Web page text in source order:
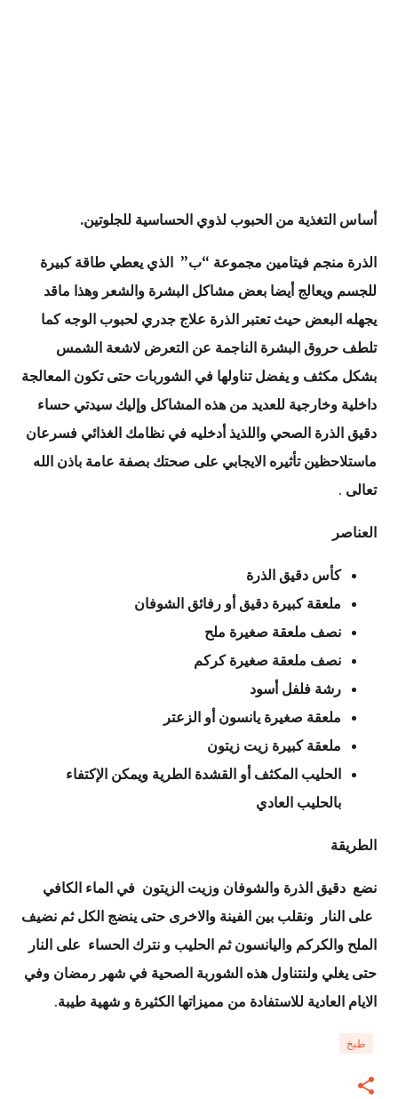
أساس التغذية من الحبوب لذوي الحساسية للجلوتين.
الذرة منجم فيتامين مجموعة “ب” الذي يعطي طاقة كبيرة
للجسم ويعالج أيضا بعض مشاكل البشرة والشعر وهذا ماقد
يجهله البعض حيث تعتبر الذرة علاج جدري لحبوب الوجه كما
تلطف حروق البشرة الناجمة عن التعرض لاشعة الشمس
بشكل مكثف و يفضل تناولها في الشوربات حتى تكون المعالجة
داخلية وخارجية للعديد من هذه المشاكل وإليك سيدتي حساء
دقيق الذرة الصحي واللذيذ أدخليه في نظامك الغذائي فسرعان
ماستلاحظين تأثيره الايجابي على صحتك بصفة عامة باذن الله
تعالى .
العناصر
كأس دقيق الذرة
ملعقة كبيرة دقيق أو رفائق الشوفان
نصف ملعقة صغيرة ملح
نصف ملعقة صغيرة كركم
رشة فلفل أسود
ملعقة صغيرة يانسون أو الزعتر
ملعقة كبيرة زيت زيتون
الحليب المكثف أو القشدة الطرية ويمكن الإكتفاء
بالحليب العادي
الطريقة
نضع دقيق الذرة والشوفان وزيت الزيتون في الماء الكافي
على النار ونقلب بين الفينة والاخرى حتى ينضج الكل ثم نضيف
الملح والكركم واليانسون ثم الحليب و نترك الحساء على النار
حتى يغلي ولنتناول هذه الشوربة الصحية في شهر رمضان وفي
الايام العادية للاستفادة من مميزاتها الكثيرة و شهية طيبة.
طبخ